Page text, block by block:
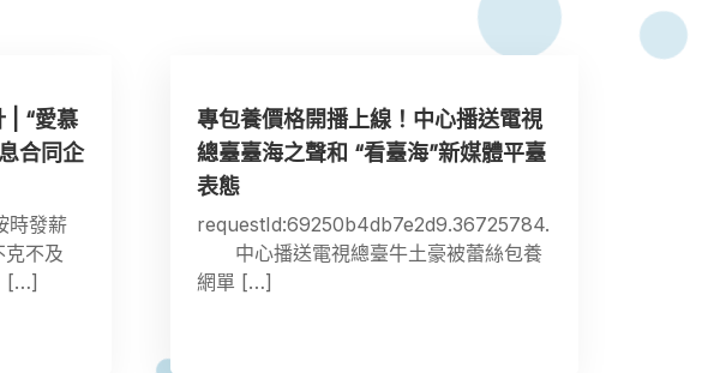
| “愛慕
合同企
時發薪
克不及
[…]
專包養價格開播上線！中心播送電視
總臺臺海之聲和 “看臺海”新媒體平臺
表態
requestId:69250b4db7e2d9.36725784.
中心播送電視總臺牛土豪被蕾絲包養
網單 […]